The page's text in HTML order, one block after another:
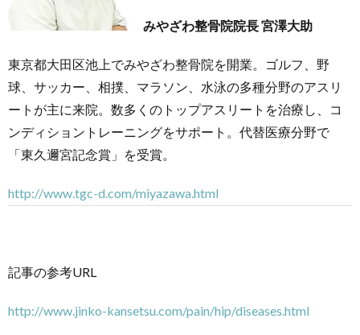
みやざわ整骨院院長 宮澤大助
東京都大田区池上でみやざわ整骨院を開業。ゴルフ、野
球、サッカー、相撲、マラソン、水泳の多種分野のアスリ
ートが主に来院。数多くのトップアスリートを治療し、コ
ンディショントレーニングをサポート。代替医療分野で
「東久邇宮記念賞」を受賞。
http://www.tgc-d.com/miyazawa.html
記事の参考URL
http://www.jinko-kansetsu.com/pain/hip/diseases.html